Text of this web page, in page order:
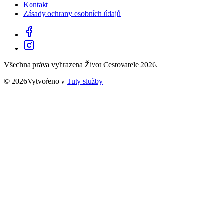
Kontakt
Zásady ochrany osobních údajů
Všechna práva vyhrazena Život Cestovatele 2026.
© 2026Vytvořeno v Tuty služby